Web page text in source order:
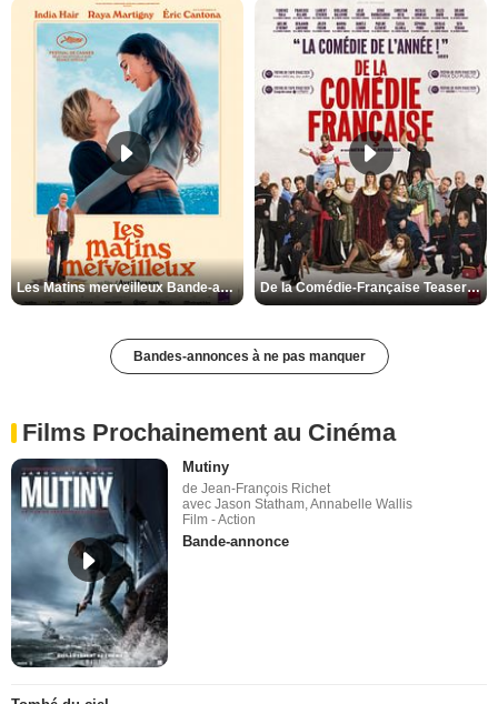
Les Matins merveilleux Bande-annonce VF De la Comédie-Française Teaser VF
Bandes-annonces à ne pas manquer
Films Prochainement au Cinéma
Mutiny
de Jean-François Richet
avec Jason Statham, Annabelle Wallis
Film - Action
Bande-annonce